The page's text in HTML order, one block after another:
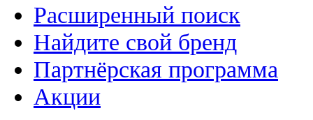
Расширенный поиск
Найдите свой бренд
Партнёрская программа
Акции